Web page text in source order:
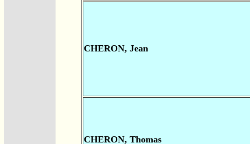
CHERON, Jean
CHERON, Thomas